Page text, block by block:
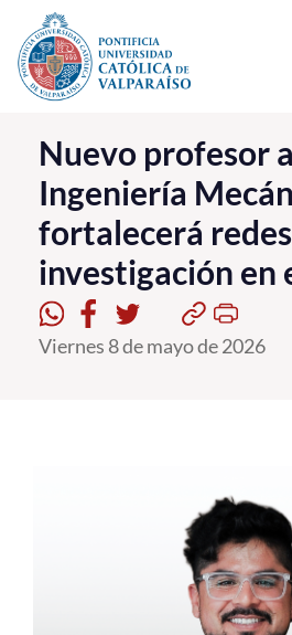
Click acá para ir directamente al
La Universidad
Investigación, Creación e
PUCV Internacional
Vinculación con el Medio
Admisión
Nuevo profesor
Ingeniería
fortalecerá
investigación en
Viernes 8 de mayo de 2026